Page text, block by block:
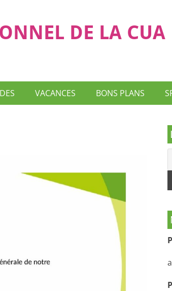
DE LA CUA
VACANCES BONS PLANS